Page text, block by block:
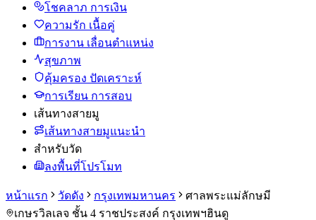
โชคลาภ การเงิน
ความรัก เนื้อคู่
การงาน เลื่อนตำแหน่ง
สุขภาพ
คุ้มครอง ปัดเคราะห์
การเรียน การสอบ
เส้นทางสายมู
เส้นทางสายมูแนะนำ
สำหรับวัด
ลงพื้นที่โปรโมท
หน้าแรก วัดดัง กรุงเทพมหานคร
ศาลพระแม่ลักษมี
เกษรวิลเลจ ชั้น 4 ราชประสงค์ กรุงเทพฯฮินดู